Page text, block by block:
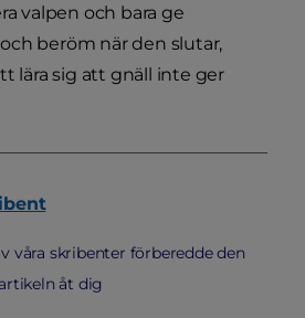
valpen och bara ge
beröm när den slutar,
lära sig att gnäll inte ger
våra skribenter förberedde den
åt dig